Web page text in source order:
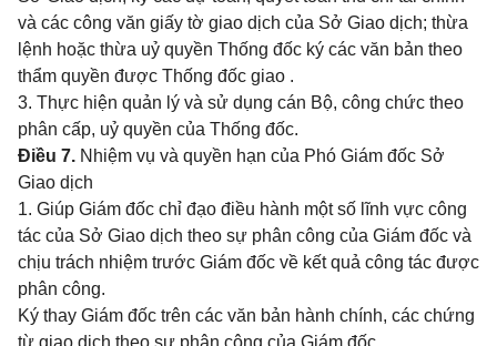
và các công văn giấy tờ giao dịch của Sở Giao dịch; thừa
lệnh hoặc thừa uỷ quyền Thống đốc ký các văn bản theo
thẩm quyền được Thống đốc giao .
3. Thực hiện quản lý và sử dụng cán Bộ, công chức theo
phân cấp, uỷ quyền của Thống đốc.
Điều 7. Nhiệm vụ và quyền hạn của Phó Giám đốc Sở
Giao dịch
1. Giúp Giám đốc chỉ đạo điều hành một số lĩnh vực công
tác của Sở Giao dịch theo sự phân công của Giám đốc và
chịu trách nhiệm trước Giám đốc về kết quả công tác được
phân công.
Ký thay Giám đốc trên các văn bản hành chính, các chứng